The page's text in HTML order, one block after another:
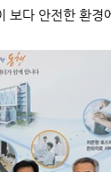
다 안전한 환